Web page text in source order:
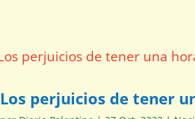
Los perjuicios de tener